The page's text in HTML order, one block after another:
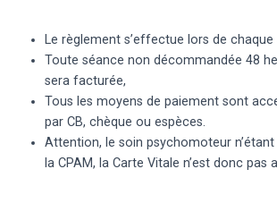
Le règlement s’effectue lors de chaque
Toute séance non décommandée 48
sera facturée,
Tous les moyens de paiement sont
par CB, chèque ou espèces.
Attention, le soin psychomoteur
la CPAM, la Carte Vitale n’est donc pas